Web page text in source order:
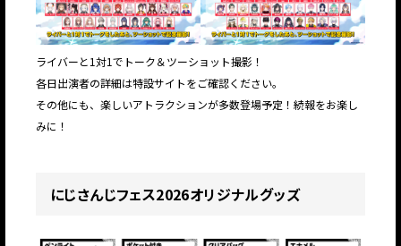
ライバーと1対1でトーク＆ツーショット撮影！
各日出演者の詳細は特設サイトをご確認ください。
その他にも、楽しいアトラクションが多数登場予定！続報をお楽し
みに！
にじさんじフェス2026オリジナルグッズ